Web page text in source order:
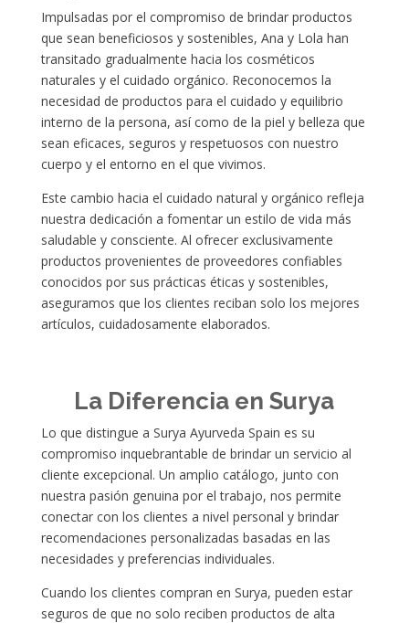
Impulsadas por el compromiso de brindar productos
que sean beneficiosos y sostenibles, Ana y Lola han
transitado gradualmente hacia los cosméticos
naturales y el cuidado orgánico. Reconocemos la
necesidad de productos para el cuidado y equilibrio
interno de la persona, así como de la piel y belleza que
sean eficaces, seguros y respetuosos con nuestro
cuerpo y el entorno en el que vivimos.
Este cambio hacia el cuidado natural y orgánico refleja
nuestra dedicación a fomentar un estilo de vida más
saludable y consciente. Al ofrecer exclusivamente
productos provenientes de proveedores confiables
conocidos por sus prácticas éticas y sostenibles,
aseguramos que los clientes reciban solo los mejores
artículos, cuidadosamente elaborados.
La Diferencia en Surya
Lo que distingue a Surya Ayurveda Spain es su
compromiso inquebrantable de brindar un servicio al
cliente excepcional. Un amplio catálogo, junto con
nuestra pasión genuina por el trabajo, nos permite
conectar con los clientes a nivel personal y brindar
recomendaciones personalizadas basadas en las
necesidades y preferencias individuales.
Cuando los clientes compran en Surya, pueden estar
seguros de que no solo reciben productos de alta